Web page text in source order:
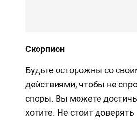
Скорпион
Будьте осторожны со
действиями, чтобы не
споры. Вы можете достичь
хотите. Не стоит